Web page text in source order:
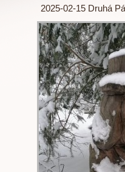
2025-02-15 Druhá